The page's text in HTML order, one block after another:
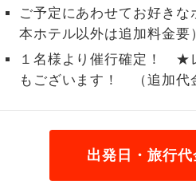
ご予定にあわせてお好きな
本ホテル以外は追加料金要
１名様より催行確定！ ★
もございます！ （追加代
出発日・旅行代
トラベルイヤ
ホン
周りの音を
をじっくり
1名様催行
1名様から
す。
2名様から
す。
おひとり様参
加限定
おひとり様
スです。